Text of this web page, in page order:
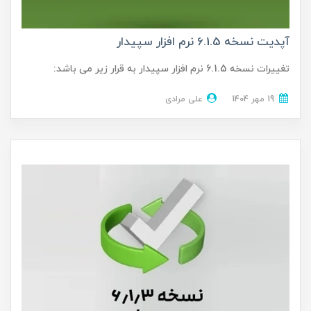
آپدیت نسخه 6.1.5 نرم افزار سپیدار
تغییرات نسخه 6.1.5 نرم افزار سپیدار به قرار زیر می باشد:
علی مرادی